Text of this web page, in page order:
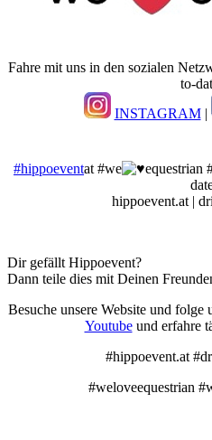
Fahre mit uns in den sozialen
to-
INSTAGRAM|
#hippoeventat #we equestrian
hippoevent.at |
Dir gefällt Hippoevent?
Dann teile dies mit Deinen
Besuche unsere Website und folge
Youtubeund erfahre
#hippoevent.at
#weloveequestrian